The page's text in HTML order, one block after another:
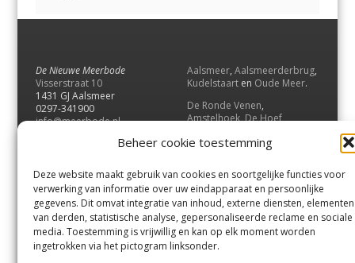
Beheer cookie toestemming
Deze website maakt gebruik van cookies en soortgelijke functies voor
verwerking van informatie over uw eindapparaat en persoonlijke
gegevens. Dit omvat integratie van inhoud, externe diensten, elementen
van derden, statistische analyse, gepersonaliseerde reclame en sociale
media. Toestemming is vrijwillig en kan op elk moment worden
ingetrokken via het pictogram linksonder.
De Nieuwe Meerbode
Visserstraat 10
1431 GJ Aalsmeer
0297-341900
info@meerbode.nl
Aalsmeer, Aalsmeerderbrug,
Kudelstaart en Oude Meer.
De Ronde Venen,
Amstelhoek,De Hoef,
Vrouwenakker,Waverveen
UithoornenDe Kwakel.
Contact
Andere uitgaven
Bezorgklacht